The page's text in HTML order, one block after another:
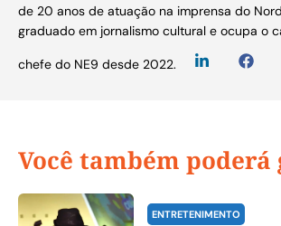
de 20 anos de atuação na imprensa do
graduado em jornalismo cultural e ocupa o
chefe do NE9 desde 2022.
Você também poderá
ENTRETENIMENTO